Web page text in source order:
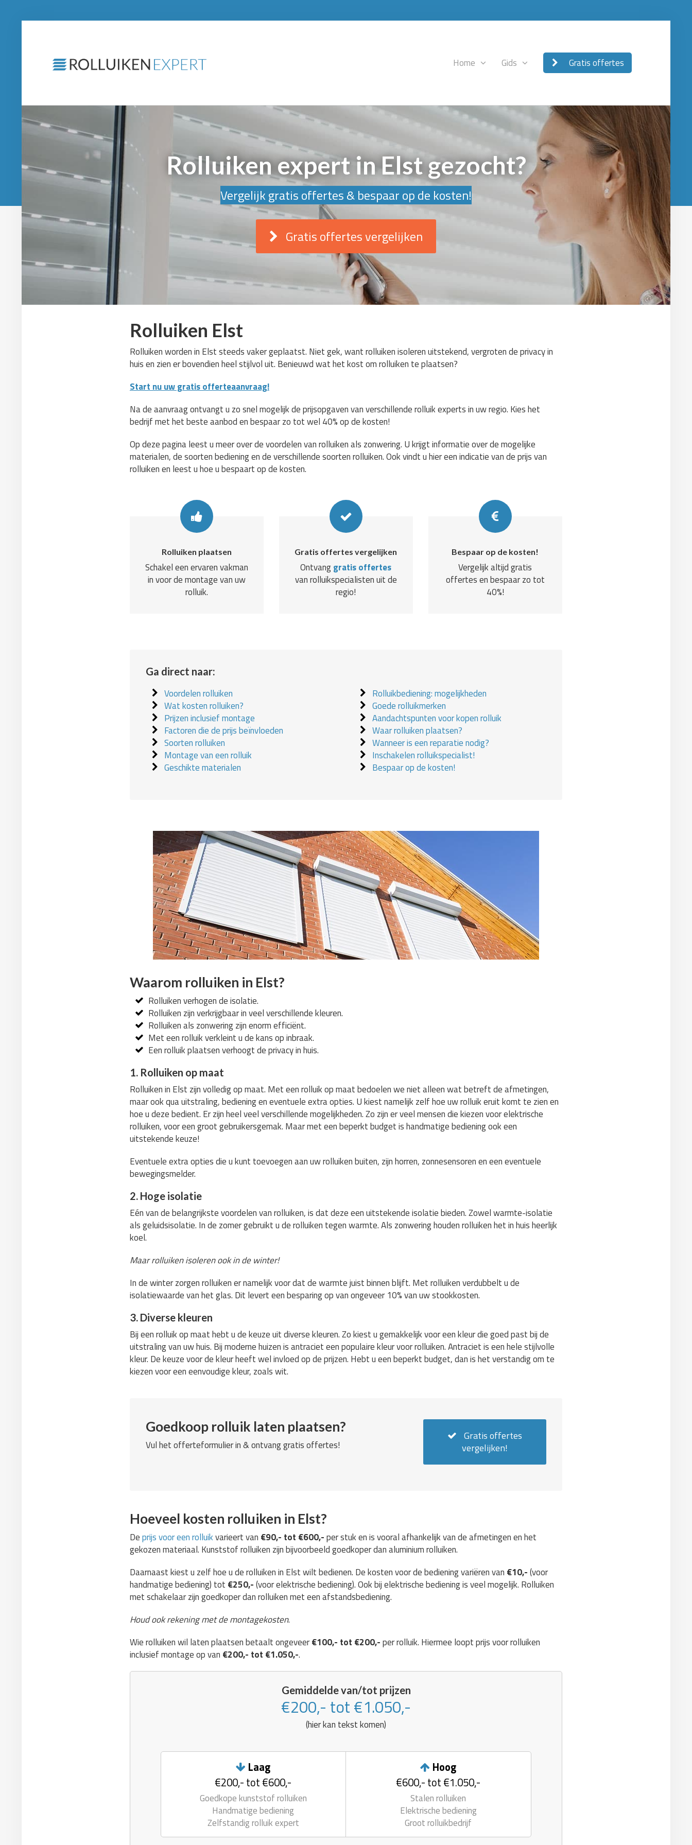
Home Gids Gratis offertes
Rolluiken expert in Elst gezocht?
Vergelijk gratis offertes & bespaar op de kosten!
Gratis offertes vergelijken
Rolluiken Elst
Rolluiken worden in Elst steeds vaker geplaatst. Niet gek, want rolluiken isoleren uitstekend, vergroten de privacy in
huis en zien er bovendien heel stijlvol uit. Benieuwd wat het kost om rolluiken te plaatsen?
Start nu uw gratis offerteaanvraag!
Na de aanvraag ontvangt u zo snel mogelijk de prijsopgaven van verschillende rolluik experts in uw regio. Kies het
bedrijf met het beste aanbod en bespaar zo tot wel 40% op de kosten!
Op deze pagina leest u meer over de voordelen van rolluiken als zonwering. U krijgt informatie over de mogelijke
materialen, de soorten bediening en de verschillende soorten rolluiken. Ook vindt u hier een indicatie van de prijs van
rolluiken en leest u hoe u bespaart op de kosten.
Rolluiken plaatsen
Schakel een ervaren vakman
in voor de montage van uw
rolluik.
Gratis offertes vergelijken
Ontvanggratis offertes
van rolluikspecialisten uit de
regio!
Bespaar op de kosten!
Vergelijk altijd gratis
offertes en bespaar zo tot
40%!
Ga direct naar:
Voordelen rolluiken
Wat kosten rolluiken?
Prijzen inclusief montage
Factoren die de prijs beïnvloeden
Soorten rolluiken
Montage van een rolluik
Geschikte materialen
Rolluikbediening: mogelijkheden
Goede rolluikmerken
Aandachtspunten voor kopen rolluik
Waar rolluiken plaatsen?
Wanneer is een reparatie nodig?
Inschakelen rolluikspecialist!
Bespaar op de kosten!
Waarom rolluiken in Elst?
Rolluiken verhogen de isolatie.
Rolluiken zijn verkrijgbaar in veel verschillende kleuren.
Rolluiken als zonwering zijn enorm efficiënt.
Met een rolluik verkleint u de kans op inbraak.
Een rolluik plaatsen verhoogt de privacy in huis.
1. Rolluiken op maat
Rolluiken in Elst zijn volledig op maat. Met een rolluik op maat bedoelen we niet alleen wat betreft de afmetingen,
maar ook qua uitstraling, bediening en eventuele extra opties. U kiest namelijk zelf hoe uw rolluik eruit komt te zien en
hoe u deze bedient. Er zijn heel veel verschillende mogelijkheden. Zo zijn er veel mensen die kiezen voor elektrische
rolluiken, voor een groot gebruikersgemak. Maar met een beperkt budget is handmatige bediening ook een
uitstekende keuze!
Eventuele extra opties die u kunt toevoegen aan uw rolluiken buiten, zijn horren, zonnesensoren en een eventuele
bewegingsmelder.
2. Hoge isolatie
Eén van de belangrijkste voordelen van rolluiken, is dat deze een uitstekende isolatie bieden. Zowel warmte-isolatie
als geluidsisolatie. In de zomer gebruikt u de rolluiken tegen warmte. Als zonwering houden rolluiken het in huis heerlijk
koel.
Maar rolluiken isoleren ook in de winter!
In de winter zorgen rolluiken er namelijk voor dat de warmte juist binnen blijft. Met rolluiken verdubbelt u de
isolatiewaarde van het glas. Dit levert een besparing op van ongeveer 10% van uw stookkosten.
3. Diverse kleuren
Bij een rolluik op maat hebt u de keuze uit diverse kleuren. Zo kiest u gemakkelijk voor een kleur die goed past bij de
uitstraling van uw huis. Bij moderne huizen is antraciet een populaire kleur voor rolluiken. Antraciet is een hele stijlvolle
kleur. De keuze voor de kleur heeft wel invloed op de prijzen. Hebt u een beperkt budget, dan is het verstandig om te
kiezen voor een eenvoudige kleur, zoals wit.
Goedkoop rolluik laten plaatsen?
Vul het offerteformulier in & ontvang gratis offertes!
Gratis offertes
vergelijken!
Hoeveel kosten rolluiken in Elst?
Deprijs voor een rolluikvarieert van €90,- tot €600,-per stuk en is vooral afhankelijk van de afmetingen en het
gekozen materiaal. Kunststof rolluiken zijn bijvoorbeeld goedkoper dan aluminium rolluiken.
Daarnaast kiest u zelf hoe u de rolluiken in Elst wilt bedienen. De kosten voor de bediening variëren van €10,-(voor
handmatige bediening) tot €250,-(voor elektrische bediening). Ook bij elektrische bediening is veel mogelijk. Rolluiken
met schakelaar zijn goedkoper dan rolluiken met een afstandsbediening.
Houd ook rekening met de montagekosten.
Wie rolluiken wil laten plaatsen betaalt ongeveer€100,- tot €200,-per rolluik. Hiermee loopt prijs voor rolluiken
inclusief montage op van €200,- tot €1.050,-.
Gemiddelde van/tot prijzen
€200,- tot €1.050,-
(hier kan tekst komen)
Laag
€200,- tot €600,-
Goedkope kunststof rolluiken
Handmatige bediening
Zelfstandig rolluik expert
Hoog
€600,- tot €1.050,-
Stalen rolluiken
Elektrische bediening
Groot rolluikbedrijf